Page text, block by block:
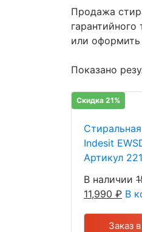
Продажа
или оформить
Показано
Скидка 21%
Indesit
Артикул
В наличии
11,990 ₽ В
Заказ